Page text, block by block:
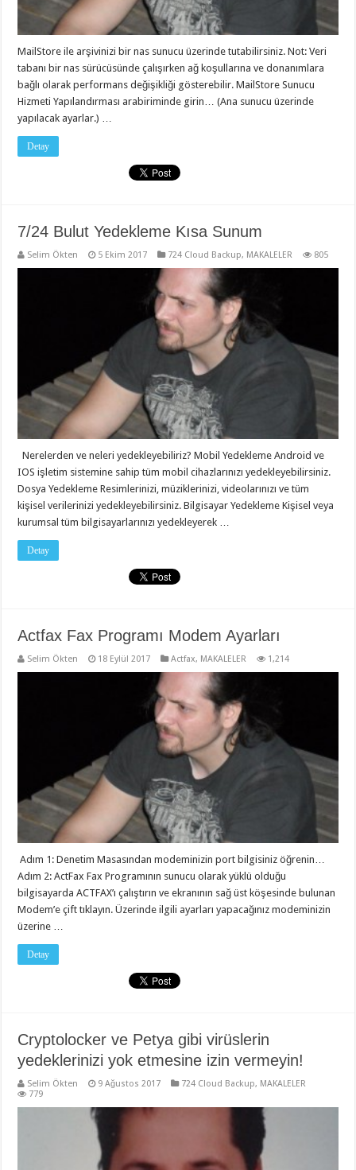
MailStore ile arşivinizi bir nas sunucu üzerinde tutabilirsiniz. Not: Veri
tabanı bir nas sürücüsünde çalışırken ağ koşullarına ve donanımlara
bağlı olarak performans değişikliği gösterebilir. MailStore Sunucu
Hizmeti Yapılandırması arabiriminde girin… (Ana sunucu üzerinde
yapılacak ayarlar.) …
Detay
7/24 Bulut Yedekleme Kısa Sunum
Selim Ökten 5 Ekim 2017 724 Cloud Backup, MAKALELER 805
Nerelerden ve neleri yedekleyebiliriz? Mobil Yedekleme Android ve
IOS işletim sistemine sahip tüm mobil cihazlarınızı yedekleyebilirsiniz.
Dosya Yedekleme Resimlerinizi, müziklerinizi, videolarınızı ve tüm
kişisel verilerinizi yedekleyebilirsiniz. Bilgisayar Yedekleme Kişisel veya
kurumsal tüm bilgisayarlarınızı yedekleyerek …
Detay
Actfax Fax Programı Modem Ayarları
Selim Ökten 18 Eylül 2017 Actfax, MAKALELER 1,214
Adım 1: Denetim Masasından modeminizin port bilgisiniz öğrenin…
Adım 2: ActFax Fax Programının sunucu olarak yüklü olduğu
bilgisayarda ACTFAX’ı çalıştırın ve ekranının sağ üst köşesinde bulunan
Modem’e çift tıklayın. Üzerinde ilgili ayarları yapacağınız modeminizin
üzerine …
Detay
Cryptolocker ve Petya gibi virüslerin
yedeklerinizi yok etmesine izin vermeyin!
Selim Ökten 9 Ağustos 2017 724 Cloud Backup, MAKALELER
779